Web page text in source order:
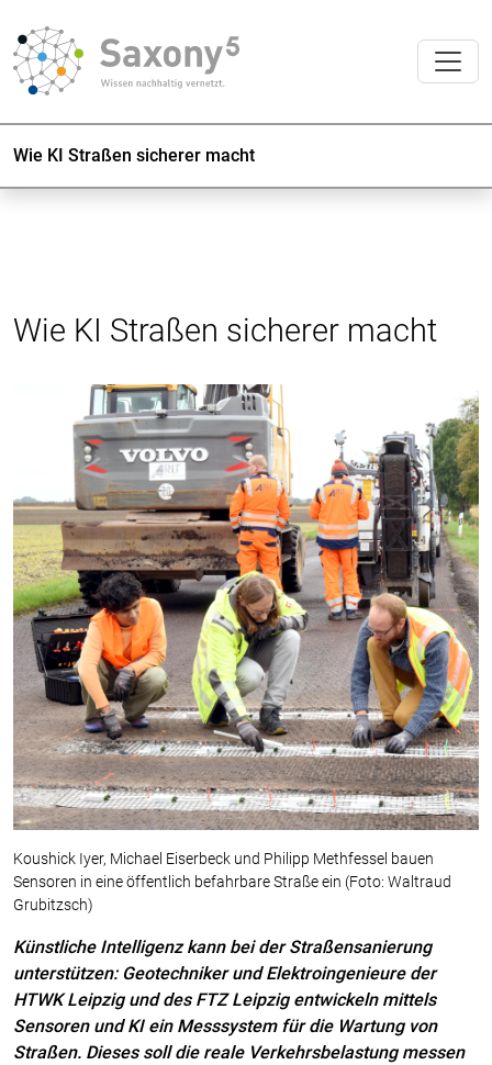
Wie KI Straßen sicherer macht
Wie KI Straßen sicherer macht
Koushick Iyer, Michael Eiserbeck und Philipp Methfessel bauen
Sensoren in eine öffentlich befahrbare Straße ein (Foto: Waltraud
Grubitzsch)
Künstliche Intelligenz kann bei der Straßensanierung
unterstützen: Geotechniker und Elektroingenieure der
HTWK Leipzig und des FTZ Leipzig entwickeln mittels
Sensoren und KI ein Messsystem für die Wartung von
Straßen. Dieses soll die reale Verkehrsbelastung messen